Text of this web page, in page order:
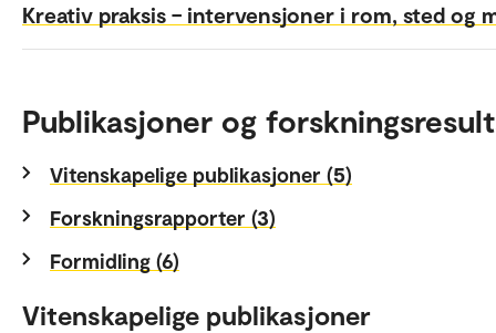
Kreativ praksis – intervensjoner i rom, sted og
Publikasjoner og
Vitenskapelige publikasjoner (5)
Forskningsrapporter (3)
Formidling (6)
Vitenskapelige publikasjoner